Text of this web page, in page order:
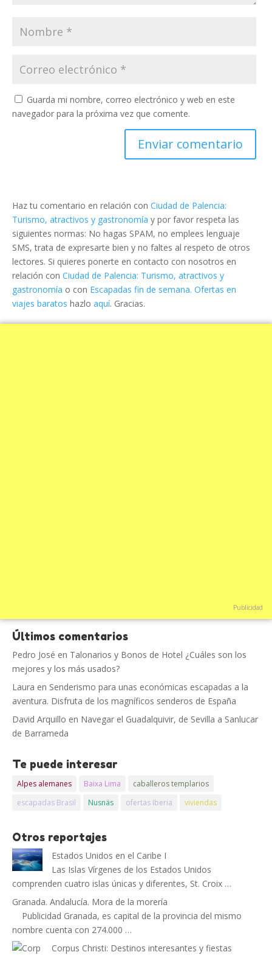
Guarda mi nombre, correo electrónico y web en este
navegador para la próxima vez que comente.
Haz tu comentario en relación con Ciudad de Palencia:
Turismo, atractivos y gastronomía y por favor respeta las
siguientes normas: No hagas SPAM, no emplees lenguaje
SMS, trata de expresarte bien y no faltes al respeto de otros
lectores. Si quieres ponerte en contacto con nosotros en
relación con Ciudad de Palencia: Turismo, atractivos y
gastronomía o con Escapadas fin de semana. Ofertas en
viajes baratos hazlo aquí. Gracias.
Publicidad
Últimos comentarios
Pedro José en Talonarios y Bonos de Hotel ¿Cuáles son los
mejores y los más usados?
Laura en Senderismo para unas económicas escapadas a la
aventura. Disfruta de los magníficos senderos de España
David Arquillo en Navegar el Guadalquivir, de Sevilla a Sanlucar
de Barrameda
Te puede interesar
Alpes alemanes Baixa Lima
caballeros templarios
escapadas Brasil
Nusnäs ofertas Iberia viviendas
Otros reportajes
Estados Unidos en el Caribe I
Las Islas Vírgenes de los Estados Unidos
comprenden cuatro islas únicas y diferentes, St. Croix …
Granada. Andalucía. Mora de la morería
Publicidad Granada, es capital de la provincia del mismo
nombre cuenta con 274.000 …
Corpus Christi: Destinos interesantes y fiestas